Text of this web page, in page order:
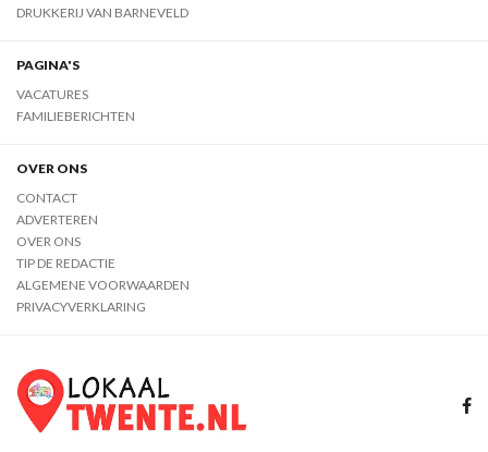
DRUKKERIJ VAN BARNEVELD
PAGINA'S
VACATURES
FAMILIEBERICHTEN
OVER ONS
CONTACT
ADVERTEREN
OVER ONS
TIP DE REDACTIE
ALGEMENE VOORWAARDEN
PRIVACYVERKLARING